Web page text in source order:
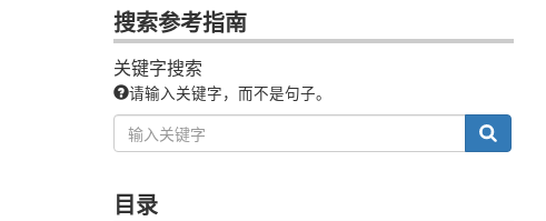
搜索参考指南
关键字搜索
请输入关键字，而不是句子。
目录